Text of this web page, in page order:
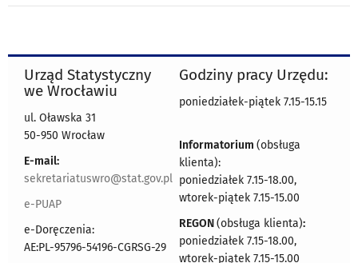
Urząd Statystyczny
we Wrocławiu
ul. Oławska 31
50-950 Wrocław
E-mail:
sekretariatuswro@stat.gov.pl
e-PUAP
e-Doręczenia:
AE:PL-95796-54196-CGRSG-29
Godziny pracy Urzędu:
poniedziałek-piątek 7.15-15.15
Informatorium (obsługa
klienta):
poniedziałek 7.15-18.00,
wtorek-piątek 7.15-15.00
REGON(obsługa klienta):
poniedziałek 7.15-18.00,
wtorek-piątek 7.15-15.00